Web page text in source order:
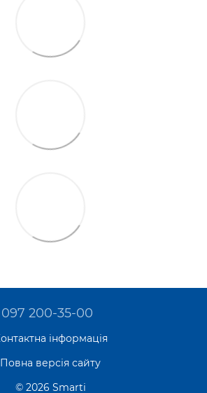
097 200-35-00
інформація
Повна версія сайту
© 2026 Smarti